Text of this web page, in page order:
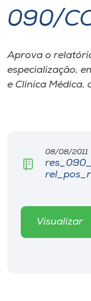
I.nova
Diplomados
Biblioteca
Editora
090/
Aprova o
especialização,
e Clínica Médica,
08/08/2011
Visualizar